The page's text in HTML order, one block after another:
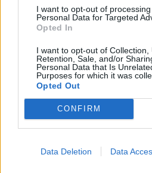
I want to opt-out of
Personal Data for Targeted
Opted In
I want to opt-out of Collection,
Retention, Sale, and/or
Personal Data that Is
Purposes for which it was
Opted Out
CONFIRM
Data Deletion Data
υπερφορτωμένους
ευθύνες και φορτία εργασίας.
Το τοξικά ευρύτερο
βοηθά. Μια πολωμένη
την παγκόσμια αβεβαιότητα,